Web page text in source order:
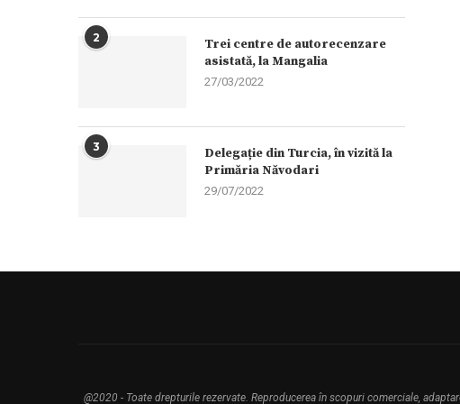
2
Trei centre de autorecenzare
asistată, la Mangalia
27/03/2022
3
Delegație din Turcia, în vizită la
Primăria Năvodari
29/07/2022
@2020 - Toate drepturile rezervate. Reproducerea în scopuri comerciale,